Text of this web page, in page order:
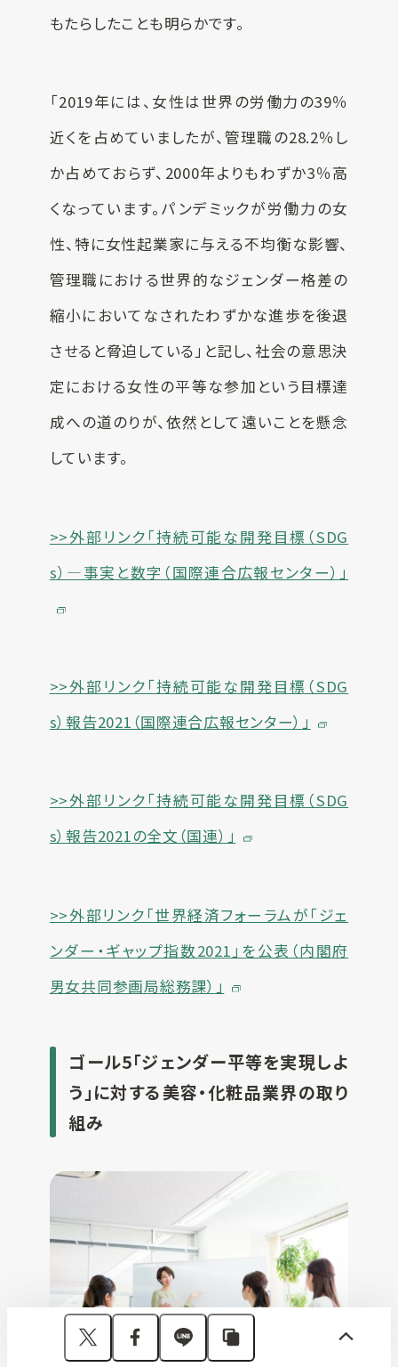
もたらしたことも明らかです。
「2019年には、女性は世界の労働力の39％
近くを占めていましたが、管理職の28.2％し
か占めておらず、2000年よりもわずか3％高
くなっています。パンデミックが労働力の女
性、特に女性起業家に与える不均衡な影響、
管理職における世界的なジェンダー格差の
縮小においてなされたわずかな進歩を後退
させると脅迫している」と記し、社会の意思決
定における女性の平等な参加という目標達
成への道のりが、依然として遠いことを懸念
しています。
>>外部リンク「持続可能な開発目標（SDG
s）―事実と数字（国際連合広報センター）」
>>外部リンク「持続可能な開発目標（SDG
s）報告2021（国際連合広報センター）」
>>外部リンク「持続可能な開発目標（SDG
s）報告2021の全文（国連）」
>>外部リンク「世界経済フォーラムが「ジェ
ンダー・ギャップ指数2021」を公表（内閣府
男女共同参画局総務課）」
ゴール5「ジェンダー平等を実現しよ
う」に対する美容・化粧品業界の取り
組み